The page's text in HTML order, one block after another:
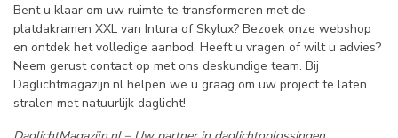
Bent u klaar om uw ruimte te transformeren met de
platdakramen XXL van Intura of Skylux? Bezoek onze webshop
en ontdek het volledige aanbod. Heeft u vragen of wilt u advies?
Neem gerust contact op met ons deskundige team. Bij
Daglichtmagazijn.nl helpen we u graag om uw project te laten
stralen met natuurlijk daglicht!